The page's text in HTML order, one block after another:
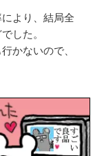
より、結局全
した。
かないので、